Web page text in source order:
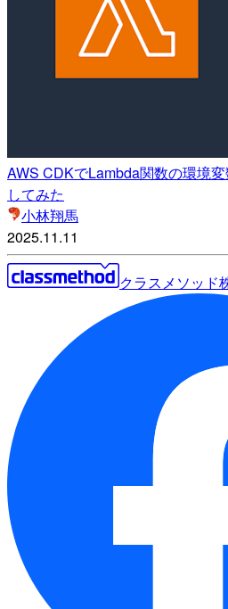
AWS CDKでLambda関数の環境
してみた
小林翔馬
2025.11.11
クラスメソッド